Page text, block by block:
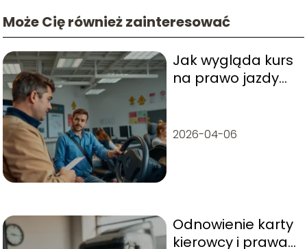
Może Cię również zainteresować
Jak wygląda kurs
na prawo jazdy
2026-04-06
Odnowienie karty
kierowcy i prawa